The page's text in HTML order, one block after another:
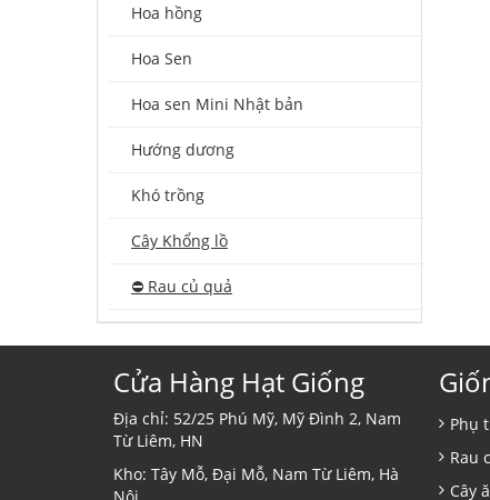
Hoa hồng
Hoa Sen
Hoa sen Mini Nhật bản
Hướng dương
Khó trồng
Cây Khổng lồ
⛔️ Rau củ quả
Cửa Hàng Hạt Giống
Địa chỉ: 52/25 Phú Mỹ, Mỹ Đình 2, Nam
Từ Liêm, HN
Kho: Tây Mỗ, Đại Mỗ, Nam Từ Liêm, Hà
Phụ
Rau
Cây